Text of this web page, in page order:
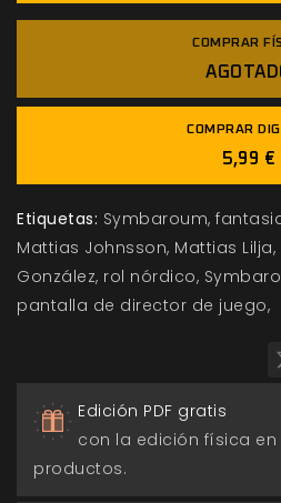
COMPRAR
COMPRAR
5,99 €
Etiquetas: Symbaroum
Mattias Johnsson Mattias Lilja
González rol nórdico
pantalla de director de juego
Edición PDF gratis
con la edición física en
productos.